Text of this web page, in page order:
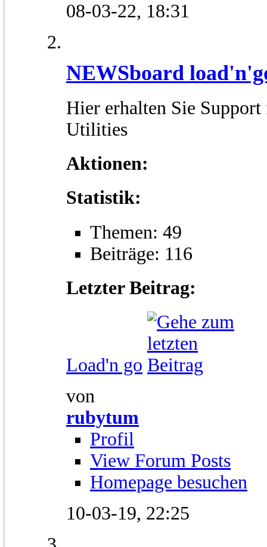
08-03-22, 18:31
NEWSboard
Hier erhalten Sie
Utilities
Aktionen:
Statistik:
Themen: 49
Beiträge: 116
Letzter Beitrag:
Load'n go
von
rubytum
Profil
View Forum Posts
Homepage besuchen
10-03-19, 22:25